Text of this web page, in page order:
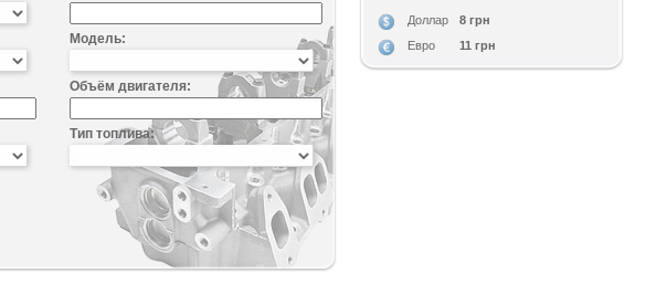
Модель:
Объём двигателя:
Тип топлива:
Доллар
8 грн
Евро
11 грн